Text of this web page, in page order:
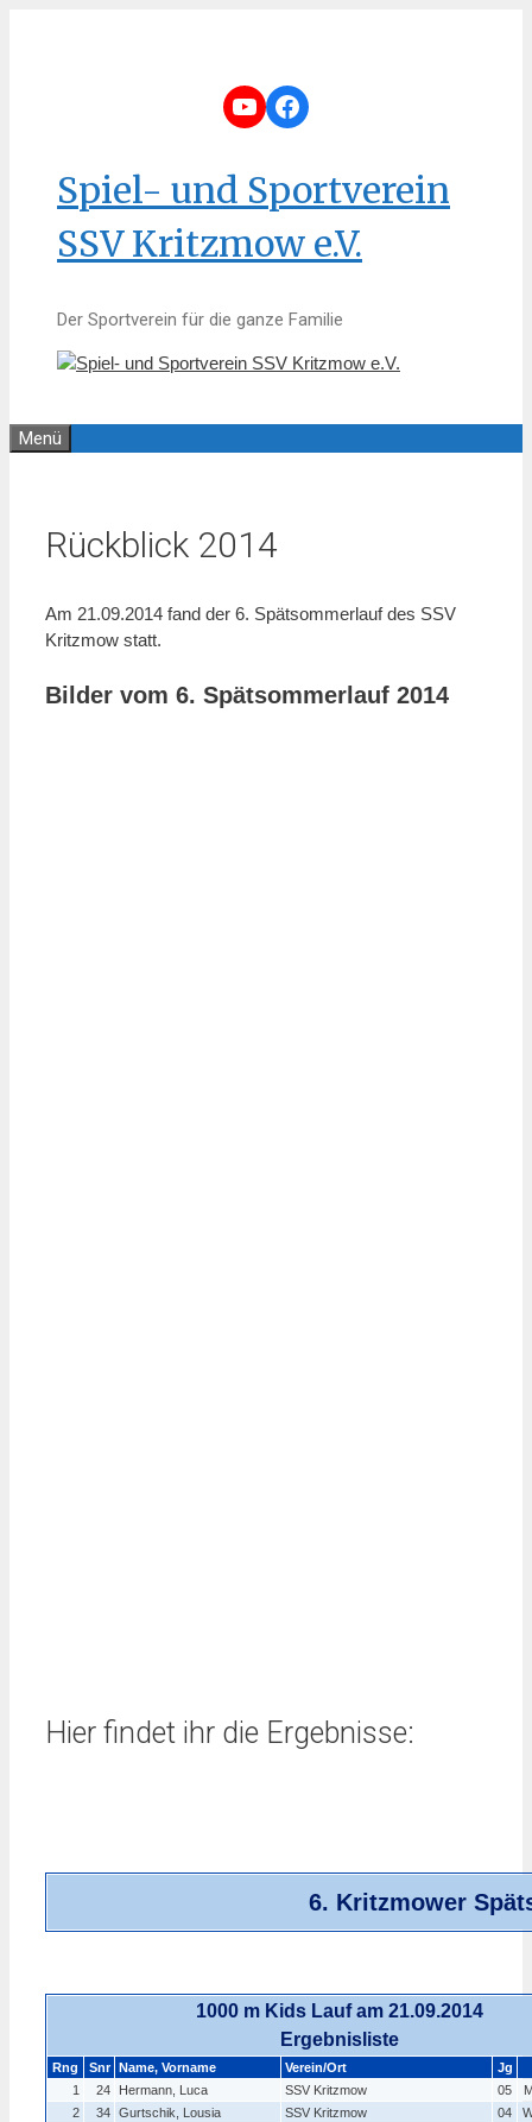
YouTube
Facebook
Spiel- und Sportverein
SSV Kritzmow e.V.
Der Sportverein für die ganze Familie
Menü
Rückblick 2014
Am 21.09.2014 fand der 6. Spätsommerlauf des SSV
Kritzmow statt.
Bilder vom 6. Spätsommerlauf 2014
Hier findet ihr die Ergebnisse:
6. Kritzmower
1000 m Kids Lauf am 21.09.2014
Ergebnisliste
Rng Snr Name, Vorname Verein/Ort
Jg
1
24 Hermann, Luca SSV Kritzmow 05
2
34 Gurtschik, Lousia SSV Kritzmow 04